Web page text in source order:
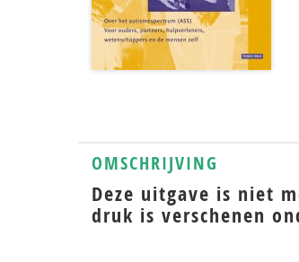
OMSCHRIJVING
Deze uitgave is niet
druk is verschenen